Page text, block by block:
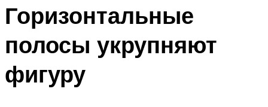
Горизонтальные
полосы укрупняют
фигуру